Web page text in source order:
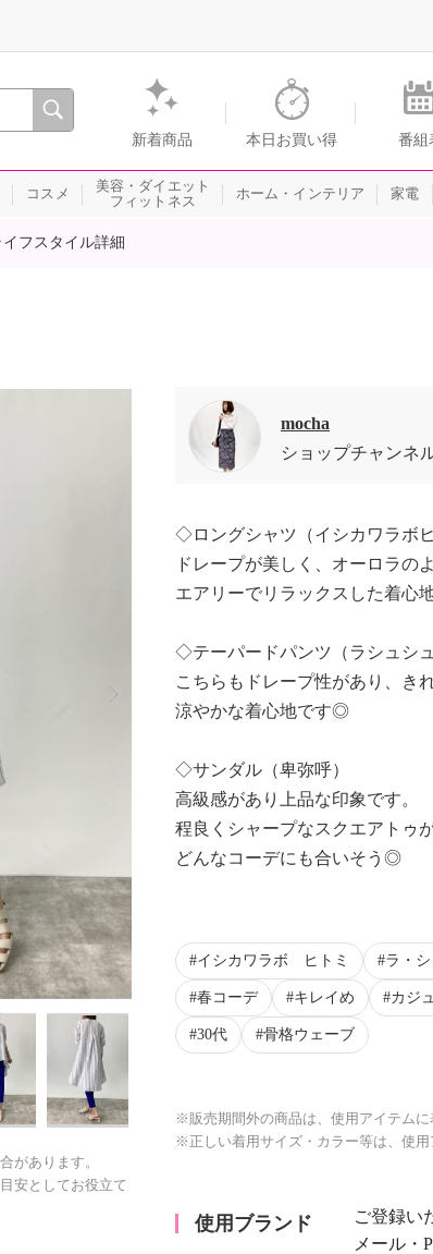
。通販・テレビショッピングのショップチャンネル
新着商品 本日お買い得 番組
コスメ
美容・ダイエット
フィットネス
ホーム・インテリア 家電
フスタイル詳細
があります。
安としてお役立て
mocha
ショップチャンネ
◇ロングシャツ（イシカワラボヒ
ドレープが美しく、オーロラの
エアリーでリラックスした着心地
◇テーパードパンツ（ラシュシュ
こちらもドレープ性があり、き
涼やかな着心地です◎
◇サンダル（卑弥呼）
高級感があり上品な印象です。
程良くシャープなスクエアトゥ
どんなコーデにも合いそう◎
イシカワラボ ヒトミ ラ・シ
春コーデ キレイめ カジ
30代 骨格ウェーブ
※販売期間外の商品は、使用アイテムに
※正しい着用サイズ・カラー等は、使用
使用ブランド
ご登録い
メール・